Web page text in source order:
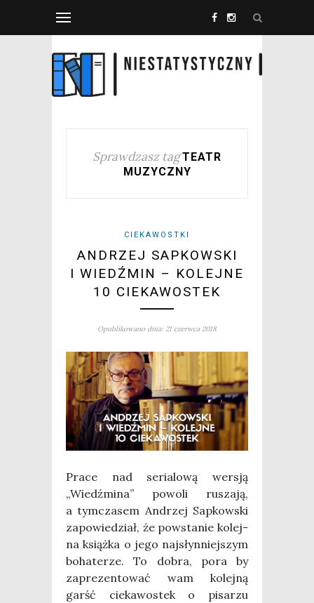
Sprawdzasz tag TEATR
MUZYCZNY
CIEKAWOSTKI
ANDRZEJ SAPKOWSKI
I WIEDŹMIN – KOLEJNE
10 CIEKAWOSTEK
Opublikowano dnia: 21 czerwca 2018
Pra­ce nad seria­lo­wą wer­sją
„Wiedź­mi­na” powo­li rusza­ją,
a tym­cza­sem Andrzej Sap­kow­ski
zapo­wie­dział, że powsta­nie kolej­
na książ­ka o jego naj­słyn­niej­szym
boha­te­rze. To dobra, pora by
zapre­zen­to­wać wam kolej­ną
garść cie­ka­wo­stek o pisa­rzu